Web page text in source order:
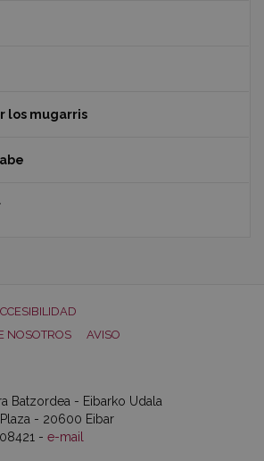
los mugarris
NOSOTROS
AVISO
Batzordea - Eibarko Udala
- 20600 Eibar
- e-mail